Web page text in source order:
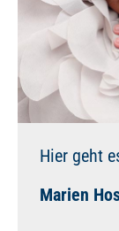
Hier geht
Marien